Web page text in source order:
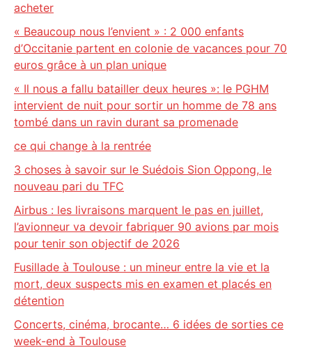
acheter
« Beaucoup nous l’envient » : 2 000 enfants
d’Occitanie partent en colonie de vacances pour 70
euros grâce à un plan unique
« Il nous a fallu batailler deux heures »: le PGHM
intervient de nuit pour sortir un homme de 78 ans
tombé dans un ravin durant sa promenade
ce qui change à la rentrée
3 choses à savoir sur le Suédois Sion Oppong, le
nouveau pari du TFC
Airbus : les livraisons marquent le pas en juillet,
l’avionneur va devoir fabriquer 90 avions par mois
pour tenir son objectif de 2026
Fusillade à Toulouse : un mineur entre la vie et la
mort, deux suspects mis en examen et placés en
détention
Concerts, cinéma, brocante… 6 idées de sorties ce
week-end à Toulouse